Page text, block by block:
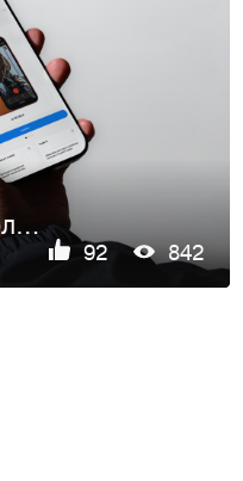
Интернет-магазин электроники Эй, Яблоко!
92 842